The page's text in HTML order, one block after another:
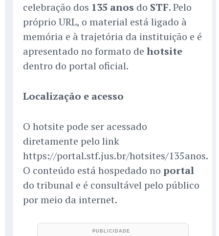
celebração dos 135 anos do STF. Pelo
próprio URL, o material está ligado à
memória e à trajetória da instituição e é
apresentado no formato de hotsite
dentro do portal oficial.
Localização e acesso
O hotsite pode ser acessado
diretamente pelo link
https://portal.stf.jus.br/hotsites/135anos.
O conteúdo está hospedado no portal
do tribunal e é consultável pelo público
por meio da internet.